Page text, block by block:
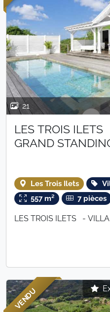
21
LES TROIS
GRAND
Les Trois Ilets
557 m²
7 pièces
LES TROIS ILETS -
VENDU